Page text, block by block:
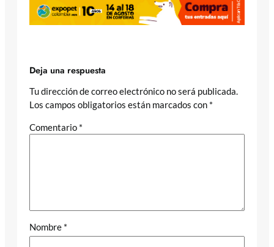
Deja una respuesta
Tu dirección de correo electrónico no será publicada.
Los campos obligatorios están marcados con *
Comentario *
Nombre *